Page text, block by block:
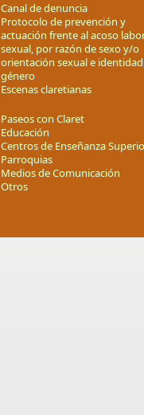
Canal de denuncia
Protocolo de prevención y
actuación frente al acoso
sexual, por razón de sexo y/o
orientación sexual e
género
Escenas claretianas
Paseos con Claret
Educación
Centros de Enseñanza
Parroquias
Medios de Comunicación
Otros